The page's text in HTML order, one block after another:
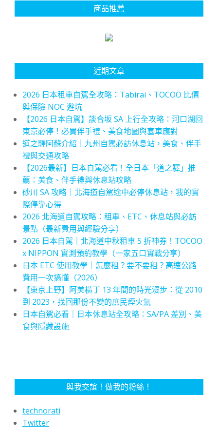
商品推薦
近期文章
2026 日本租車自駕全攻略：Tabirai、TOCOO 比價
與保險 NOC 避坑
【2026 日本自駕】談合坂 SA 上行全攻略：河口湖回
東京必停！必買伴手禮、美食地圖與塞車應對
道之驛阿蘇介紹｜九州自駕必訪休息站，美食、伴手
禮與交通攻略
【2026最新】日本自駕必看！全日本「道之驛」推
薦：美食、伴手禮與休息站攻略
砂川 SA 攻略｜北海道自駕途中必停休息站，我的實
際停靠心得
2026 北海道自駕攻略：租車、ETC、休息站與必訪
景點（最新費用與經驗分享）
2026 日本自駕｜北海道中秋租車 5 折神券！TOCOO
x NIPPON 實測預約教學（一家五口實戰分享）
日本 ETC 使用教學｜怎麼租？要不要租？高速公路
費用一次搞懂（2026）
【東京上野】阿美橫丁 13 年間的時光漫步：從 2010
到 2023，找回那份不變的庶民煙火氣
日本自駕必看｜日本休息站全攻略：SA/PA 差別、美
食與隱藏設施
與我交誼！做我的粉絲！
technorati
Twitter